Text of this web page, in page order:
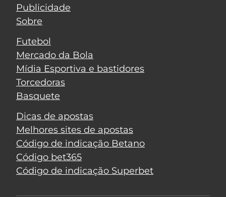
Publicidade
Sobre
Futebol
Mercado da Bola
Mídia Esportiva e bastidores
Torcedoras
Basquete
Dicas de apostas
Melhores sites de apostas
Código de indicação Betano
Código bet365
Código de indicação Superbet